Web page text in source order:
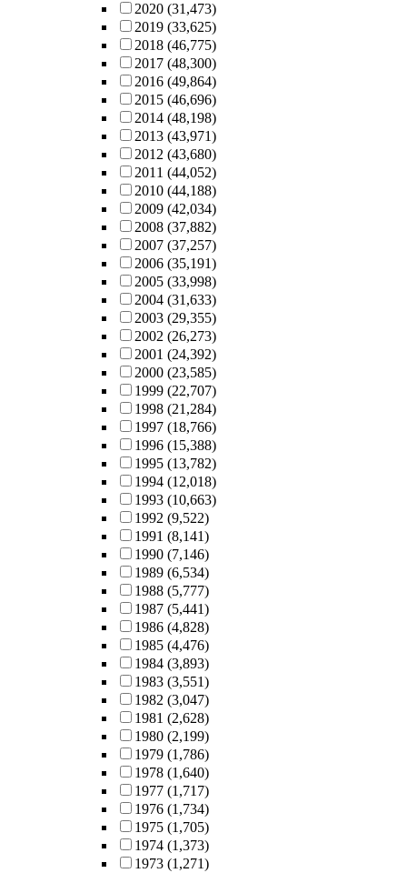
2020 (31,473)
2019 (33,625)
2018 (46,775)
2017 (48,300)
2016 (49,864)
2015 (46,696)
2014 (48,198)
2013 (43,971)
2012 (43,680)
2011 (44,052)
2010 (44,188)
2009 (42,034)
2008 (37,882)
2007 (37,257)
2006 (35,191)
2005 (33,998)
2004 (31,633)
2003 (29,355)
2002 (26,273)
2001 (24,392)
2000 (23,585)
1999 (22,707)
1998 (21,284)
1997 (18,766)
1996 (15,388)
1995 (13,782)
1994 (12,018)
1993 (10,663)
1992 (9,522)
1991 (8,141)
1990 (7,146)
1989 (6,534)
1988 (5,777)
1987 (5,441)
1986 (4,828)
1985 (4,476)
1984 (3,893)
1983 (3,551)
1982 (3,047)
1981 (2,628)
1980 (2,199)
1979 (1,786)
1978 (1,640)
1977 (1,717)
1976 (1,734)
1975 (1,705)
1974 (1,373)
1973 (1,271)